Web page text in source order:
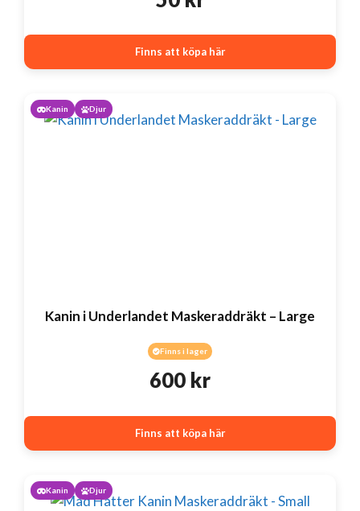
Finns att köpa här
Kanin Djur
Kanin i Underlandet Maskeraddräkt – Large
Finns i lager
600 kr
Finns att köpa här
Kanin Djur